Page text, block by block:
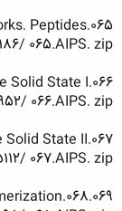
065.Analysis. Networks. Peptides
065.AIPS. zip
066.Characterizatio n of Polymers in the Solid State I
066.AIPS. zip
067.Characterizatio n of Polymers in the Solid State II
067.AIPS. zip
068.069.Cationic Ring-Opening Polymerization